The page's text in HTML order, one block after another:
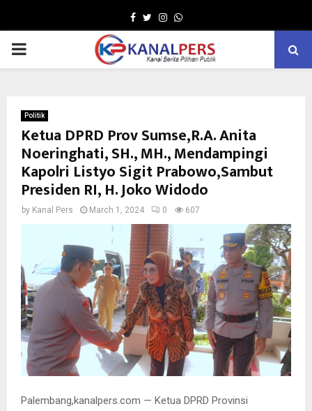
Facebook
TwitterInstagram
Whatsapp
PRIMARY
Politik
Ketua DPRD Prov Sumse,R.A. Anita
Noeringhati, SH., MH., Mendampingi
Kapolri Listyo Sigit Prabowo,Sambut
Presiden RI, H. Joko Widodo
by Kanal Pers March 1, 2024 0 607
Palembang,kanalpers.com — Ketua DPRD Provinsi